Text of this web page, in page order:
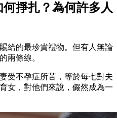
掙扎？為何許多人
給的最珍貴禮物。但有人無論
兩條線。
受不孕症所苦，等於每七對夫
女，對他們來說，儼然成為一